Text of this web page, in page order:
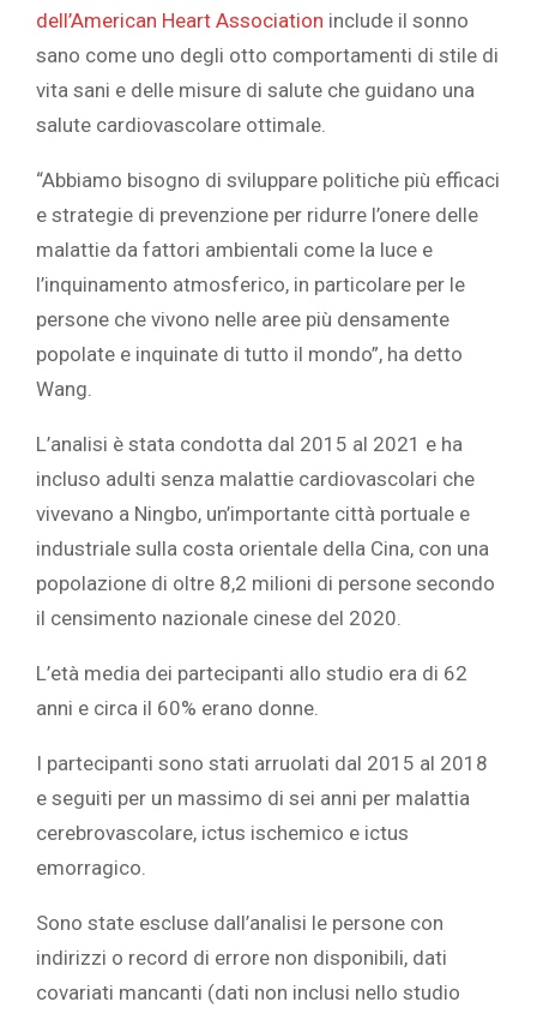
dell’American Heart Association include il sonno
sano come uno degli otto comportamenti di stile di
vita sani e delle misure di salute che guidano una
salute cardiovascolare ottimale.
“Abbiamo bisogno di sviluppare politiche più efficaci
e strategie di prevenzione per ridurre l’onere delle
malattie da fattori ambientali come la luce e
l’inquinamento atmosferico, in particolare per le
persone che vivono nelle aree più densamente
popolate e inquinate di tutto il mondo”, ha detto
Wang.
L’analisi è stata condotta dal 2015 al 2021 e ha
incluso adulti senza malattie cardiovascolari che
vivevano a Ningbo, un’importante città portuale e
industriale sulla costa orientale della Cina, con una
popolazione di oltre 8,2 milioni di persone secondo
il censimento nazionale cinese del 2020.
L’età media dei partecipanti allo studio era di 62
anni e circa il 60% erano donne.
I partecipanti sono stati arruolati dal 2015 al 2018
e seguiti per un massimo di sei anni per malattia
cerebrovascolare, ictus ischemico e ictus
emorragico.
Sono state escluse dall’analisi le persone con
indirizzi o record di errore non disponibili, dati
covariati mancanti (dati non inclusi nello studio